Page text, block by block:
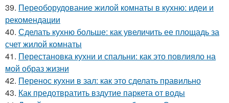
39. Переоборудование жилой комнаты в кухню: идеи и
рекомендации
40. Сделать кухню больше: как увеличить ее площадь за
счет жилой комнаты
41. Перестановка кухни и спальни: как это повлияло на
мой образ жизни
42. Перенос кухни в зал: как это сделать правильно
43. Как предотвратить вздутие паркета от воды